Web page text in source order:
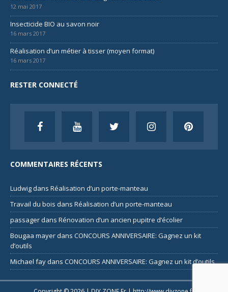
12 mai 2017
Insecticide BIO au savon noir
16 mars 2017
Réalisation d’un métier à tisser (moyen format)
16 mars 2017
RESTER CONNECTÉ
COMMENTAIRES RÉCENTS
Ludwigdans Réalisation d’un porte-manteau
Travail du bois dans Réalisation d’un porte-manteau
passagerdans Rénovation d’un ancien pupitre d’écolier
Bougaa mayerdans CONCOURS ANNIVERSAIRE: Gagnez un kit
d’outils
Michael faydans CONCOURS ANNIVERSAIRE: Gagnez un kit d’outils